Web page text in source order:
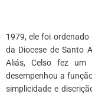
1979, ele foi
da Diocese de Santo
Aliás, Celso fez um
desempenhou a
simplicidade e